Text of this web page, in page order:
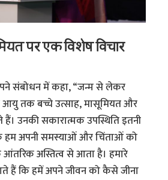
पर एक विशेष विचार
संबोधन में कहा, “जन्म से लेकर
तक बच्चे उत्साह, मासूमियत और
हैं। उनकी सकारात्मक उपस्थिति इतनी
हम अपनी समस्याओं और चिंताओं को
अस्तित्व से आता है। हमारे
हैं कि हमें अपने जीवन को कैसे जीना